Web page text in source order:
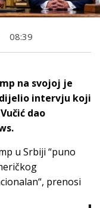
08:39
na svojoj je
intervju koji
dao
u Srbiji “puno
prenosi